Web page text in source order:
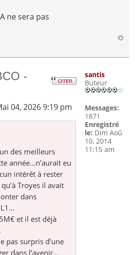
ne sera pas
-
04, 2026 9:19 pm
des meilleurs
année…n’aurait eu
intérêt à rester
Troyes il avait
dans
L1…
et il est déjà
pas surpris d’une
dans l’avenir…
santis
Buteur
Messages:
1871
Enregistré
le: Dim Aoû
10, 2014
11:15 am